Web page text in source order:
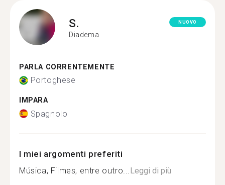
S.
Diadema
NUOVO
PARLA CORRENTEMENTE
Portoghese
IMPARA
Spagnolo
I miei argomenti preferiti
Música, Filmes, entre outro... Leggi di più